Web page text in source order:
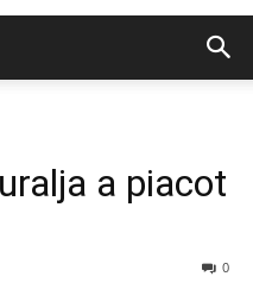
a piacot
0